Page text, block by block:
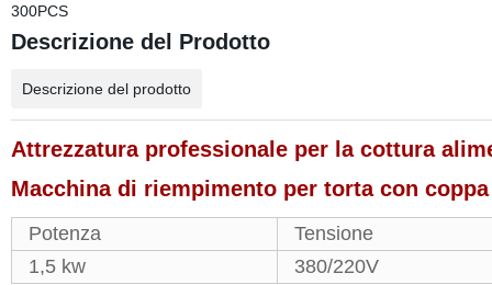
300PCS
Descrizione del Prodotto
Descrizione del prodotto
Attrezzatura professionale per la cottura
Macchina di riempimento per torta con
Potenza
Tensione
1,5 kw
380/220V